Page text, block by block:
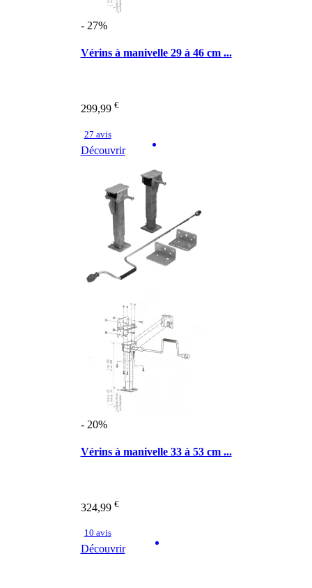
- 27%
Vérins à manivelle 29 à 46 cm ...
299,99 €
27 avis
Découvrir
- 20%
Vérins à manivelle 33 à 53 cm ...
324,99 €
10 avis
Découvrir